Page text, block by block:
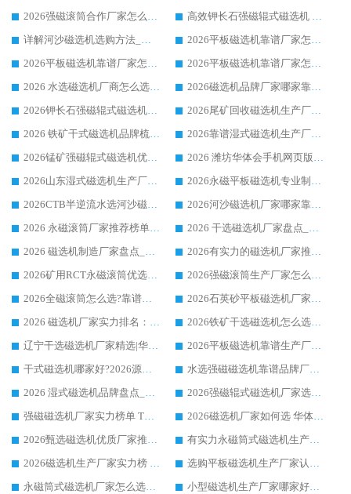
2026强磁滚筒合作厂家怎么选-华体会手机网页版-华体会(中国) 行业优质供应商参考指南
高效钾长石强磁辊式磁选机 华体会手机网页版-华体会(中国) 专业制造品质值得信赖
详解河沙磁选机选购方法_除铁器品牌及华体会手机网页版-华体会(中国) 企业解析
2026平板磁选机靠谱厂家怎么选？华体会手机网页版-华体会(中国) 凭硬实力甄选合作品牌
2026平板磁选机靠谱厂家怎么选？华体会手机网页版-华体会(中国) 凭硬实力甄选合作品牌
2026平板磁选机靠谱厂家怎么选？华体会手机网页版-华体会(中国) 凭硬实力甄选合作品牌
2026 水选磁选机厂商怎么选 潍坊华体会手机网页版-华体会(中国) 技术实力强
2026磁选机品牌厂家哪家靠谱?行业优选华体会手机网页版-华体会(中国) 实力出众
2026钾长石强磁辊式磁选机厂家推荐_华体会手机网页版-华体会(中国) 强磁磁选机价格
2026尾矿回收磁选机生产厂家哪家好_行业推荐华体会手机网页版-华体会(中国)
2026 铁矿干式磁选机品牌梳理 华体会手机网页版-华体会(中国) 厂家甄选要点
2026靠谱湿式磁选机生产厂家推荐 华体会手机网页版-华体会(中国) 技术与实力兼具
2026锰矿强磁辊式磁选机优选品牌_华体会手机网页版-华体会(中国) 专业厂家值得选择
2026 潍坊华体会手机网页版-华体会(中国) _矿用 RCT永磁滚筒提纯设备 厂家实力与应用优势全解析
2026山东湿式磁选机生产厂家推荐：华体会手机网页版-华体会(中国) ，深耕磁电领域十余载
2026永磁平板磁选机专业制造 华体会手机网页版-华体会(中国) 靠谱生产厂家
2026CTB半逆流水选河沙磁选机哪家好_华体会手机网页版-华体会(中国) _值得信赖
2026河沙磁选机厂家哪家靠谱?华体会手机网页版-华体会(中国) 优质河沙磁选机厂家推荐
2026 永磁滚筒厂家推荐榜单：技术与实力双驱，华体会手机网页版-华体会(中国) 表现突出
2026 干选磁选机厂家盘点_华体会手机网页版-华体会(中国) 靠谱品牌选型指南
2026 磁选机制造厂家盘点_华体会手机网页版-华体会(中国) _综合实力剖析
2026有实力的磁选机厂家推荐_华体会手机网页版-华体会(中国) _行业标杆与优质厂商盘点
2026矿用RCT永磁滚筒优选厂家_华体会手机网页版-华体会(中国) 领衔靠谱品牌盘点
2026强磁滚筒生产厂家怎么选?行业口碑推荐华体会手机网页版-华体会(中国)
2026全磁滚筒怎么选?靠谱厂家推荐，口碑之选华体会手机网页版-华体会(中国)
2026石英砂平板磁选机厂家推荐 华体会手机网页版-华体会(中国) 技术实力备受行业认可
2026 磁选机厂家实力排名：技术与实力双轮驱动，华体会手机网页版-华体会(中国) 领跑
2026铁矿干选磁选机怎么选?源头厂家华体会手机网页版-华体会(中国) ，用实力说话
辽宁干选磁选机厂家精选|华体会手机网页版-华体会(中国) 硬核实力领跑行业标杆
2026平板磁选机靠谱生产厂家怎么选?行业标杆华体会手机网页版-华体会(中国) ，凭硬实力脱颖而出
干式磁选机哪家好?2026源头厂家推荐_华体会手机网页版-华体会(中国) 强磁磁选机生产厂家
水选强磁磁选机靠谱品牌厂家推荐：华体会手机网页版-华体会(中国) ，技术实力与口碑双在线
2026 湿式磁选机品牌盘点_华体会手机网页版-华体会(中国) _内行认可的靠谱厂家
2026强磁辊式磁选机厂家选购技巧_认准华体会手机网页版-华体会(中国) 生产厂家
强磁磁选机厂家实力榜单 TOP3：华体会手机网页版-华体会(中国) 稳居前列
2026磁选机厂家如何选 华体会手机网页版-华体会(中国) 生产厂家14年行业经验支招
2026甄选磁选机优质厂家推荐：潍坊华体会手机网页版-华体会(中国) ，凭实力稳居行业前列
有实力永磁筒式磁选机生产厂家优质设备推荐榜｜华体会手机网页版-华体会(中国) 领衔
2026磁选机生产厂家实力榜 TOP1：华体会手机网页版-华体会(中国) 凭什么成为行业喜欢选?
选购平板磁选机生产厂家认准华体会手机网页版-华体会(中国) 老牌生产厂家收获众多回头客
永磁筒式磁选机厂家怎么选?14 年老厂华体会手机网页版-华体会(中国) 凭实力出圈，这 5 大优势太圈粉
小型磁选机生产厂家哪家好?2026 年实测推荐，华体会手机网页版-华体会(中国) 十年口碑厂值得闭眼入